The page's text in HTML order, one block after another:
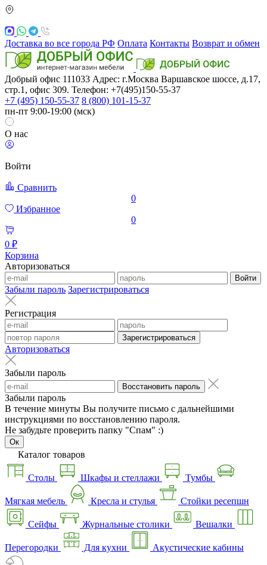
Доставка во все города РФ Оплата Контакты Возврат и обмен
Добрый офис 111033 Адрес: г.Москва Варшавское шоссе, д.17,
стр.1, офис 309. Телефон: +7(495)150-55-37
+7 (495) 150-55-37 8 (800) 101-15-37
пн-пт 9:00-19:00 (мск)
О нас
Войти
Сравнить
0
Избранное
0
0 ₽
Корзина
Авторизоваться
Войти
Забыли пароль Зарегистрироваться
Регистрация
Зарегистрироваться
Авторизоваться
Забыли пароль
Восстановить пароль
Забыли пароль
В течение минуты Вы получите письмо с дальнейшими
инструкциями по восстановлению пароля.
Не забудьте проверить папку "Спам" :)
Ок
Каталог товаров
Столы Шкафы и стеллажи Тумбы
Мягкая мебель Кресла и стулья Стойки ресепшн
Сейфы Журнальные столики Вешалки
Перегородки Для кухни Акустические кабины